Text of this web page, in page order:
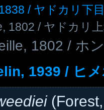
/ ヤドカリ下
1802 / ヤドカリ
1802 / ホ
1939 / ヒ